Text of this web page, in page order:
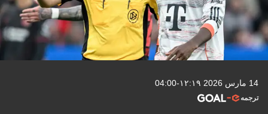
14 مارس 2026 ١٢:١٩-04:00
ترجمه